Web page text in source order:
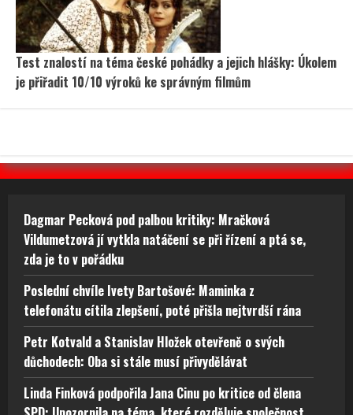
Test znalostí na téma české pohádky a jejich hlášky: Úkolem
je přiřadit 10/10 výroků ke správným filmům
Dagmar Pecková pod palbou kritiky: Mračková
Vildumetzová jí vytkla natáčení se při řízení a ptá se,
zda je to v pořádku
Poslední chvíle Ivety Bartošové: Maminka z
telefonátu cítila zlepšení, poté přišla nejtvrdší rána
Petr Kotvald a Stanislav Hložek otevřeně o svých
důchodech: Oba si stále musí přivydělávat
Linda Finková podpořila Jana Cinu po kritice od člena